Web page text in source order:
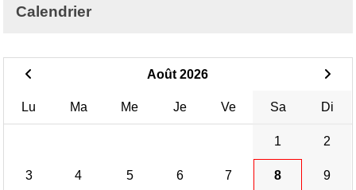
Calendrier
Août 2026
Lu Ma Me Je Ve Sa Di
1 2
3 4 5 6 7 8 9